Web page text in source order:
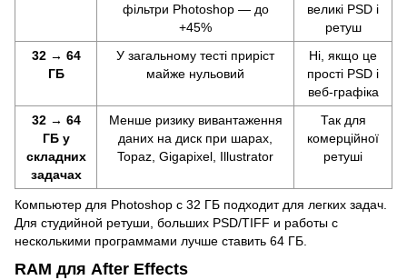
фільтри Photoshop — до
+45%
великі PSD і
ретуш
32 → 64
ГБ
У загальному тесті приріст
майже нульовий
Ні, якщо це
прості PSD і
веб-графіка
32 → 64
ГБ у
складних
задачах
Менше ризику вивантаження
даних на диск при шарах,
Topaz, Gigapixel, Illustrator
Так для
комерційної
ретуші
Компьютер для Photoshop с 32 ГБ подходит для легких задач.
Для студийной ретуши, больших PSD/TIFF и работы с
несколькими программами лучше ставить 64 ГБ.
RAM для After Effects